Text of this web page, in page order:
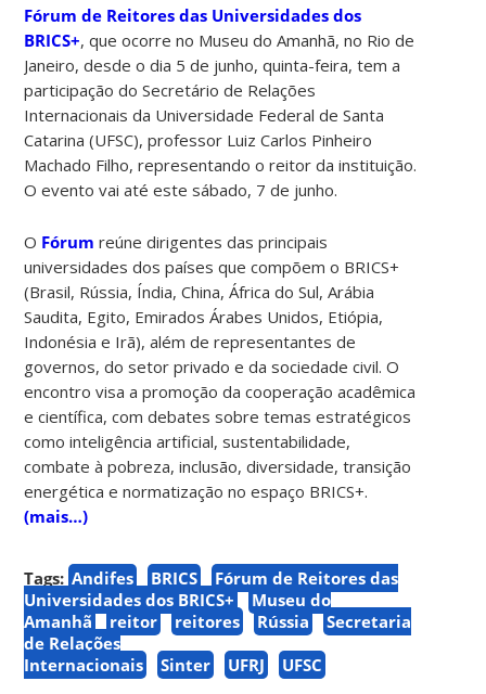
Fórum de Reitores das Universidades dos
BRICS+, que ocorre no Museu do Amanhã, no Rio de
Janeiro, desde o dia 5 de junho, quinta-feira, tem a
participação do Secretário de Relações
Internacionais da Universidade Federal de Santa
Catarina (UFSC), professor Luiz Carlos Pinheiro
Machado Filho, representando o reitor da instituição.
O evento vai até este sábado, 7 de junho.
O Fórum reúne dirigentes das principais
universidades dos países que compõem o BRICS+
(Brasil, Rússia, Índia, China, África do Sul, Arábia
Saudita, Egito, Emirados Árabes Unidos, Etiópia,
Indonésia e Irã), além de representantes de
governos, do setor privado e da sociedade civil. O
encontro visa a promoção da cooperação acadêmica
e científica, com debates sobre temas estratégicos
como inteligência artificial, sustentabilidade,
combate à pobreza, inclusão, diversidade, transição
energética e normatização no espaço BRICS+.
(mais…)
Tags: Andifes BRICS
Fórum de Reitores das
Universidades dos BRICS+
Museu do
Amanhã
reitor reitores Rússia
Secretaria
de Relações
Internacionais
Sinter UFRJ UFSC